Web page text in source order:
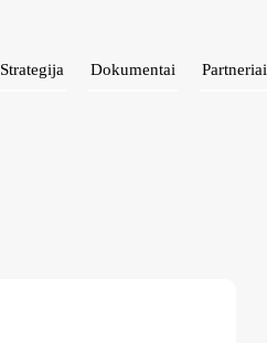
Strategija Dokumentai Partneriai